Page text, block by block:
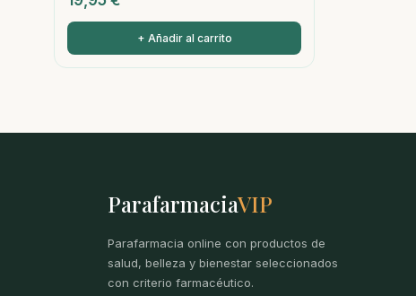
+ Añadir al carrito
ParafarmaciaVIP
Parafarmacia online con productos de
salud, belleza y bienestar seleccionados
con criterio farmacéutico.